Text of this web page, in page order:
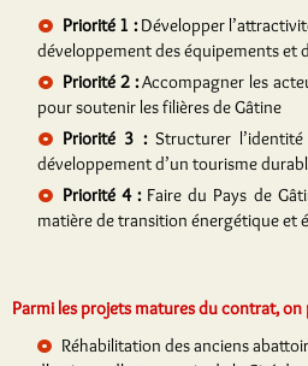
Priorité 1 :Développer
développement des équipements et
Priorité 2 :Accompagner les
pour soutenir les filières de Gâtine
Priorité 3 :Structurer
développement d’un tourisme
Priorité 4 :Faire du Pays de
matière de transition énergétique et
Parmi les projets matures du contrat, on
Réhabilitation des anciens